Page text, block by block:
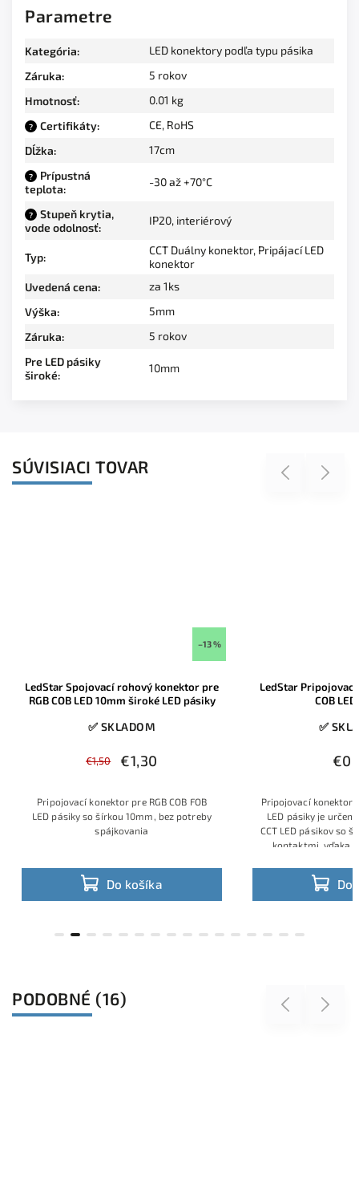
Parametre
Kategória:
LED konektory podľa typu pásika
Záruka:
5 rokov
Hmotnosť: 0.01 kg
? Certifikáty:
CE, RoHS
Dĺžka: 17cm
?
Prípustná
teplota:
-30 až +70°C
?
Stupeň krytia,
vode odolnosť:
IP20, interiérový
Typ:
CCT Duálny konektor, Pripájací LED
konektor
Uvedená cena:
za 1ks
Výška:
5mm
Záruka:
5 rokov
Pre LED pásiky
široké:
10mm
SÚVISIACI TOVAR Previous
–13 %
LedStar Spojovací rohový konektor pre
RGB COB LED 10mm široké LED pásiky
✅ SKLADOM
€1,50 €1,30
Do košíka
Pripojovací konektor pre RGB COB FOB
LED pásiky so šírkou 10mm, bez potreby
spájkovania
LedStar Pripojovací
COB LED
✅
Do
Pripojovací konektor pre
LED pásikyje určený
CCT LED pásikov so
kontaktmi, vďaka
bieleho svetla bez
Next
PODOBNÉ (16) Previous Next